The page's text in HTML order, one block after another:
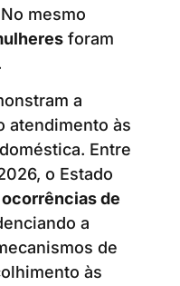
mesmo
foram
a
atendimento às
Entre
o Estado
de
a
de
às